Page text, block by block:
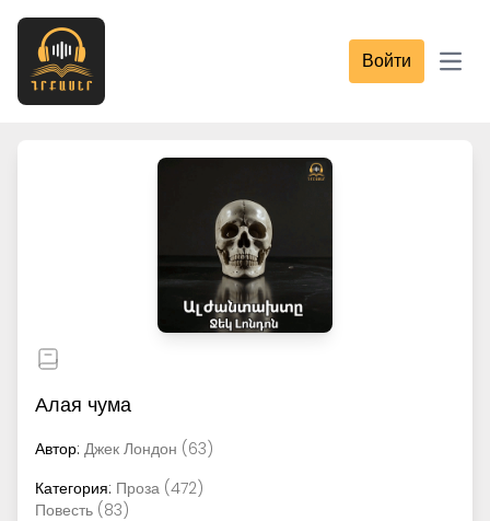
Войти
Алая чума
Автор: Джек Лондон (63)
Категория: Проза (472)
Повесть (83)